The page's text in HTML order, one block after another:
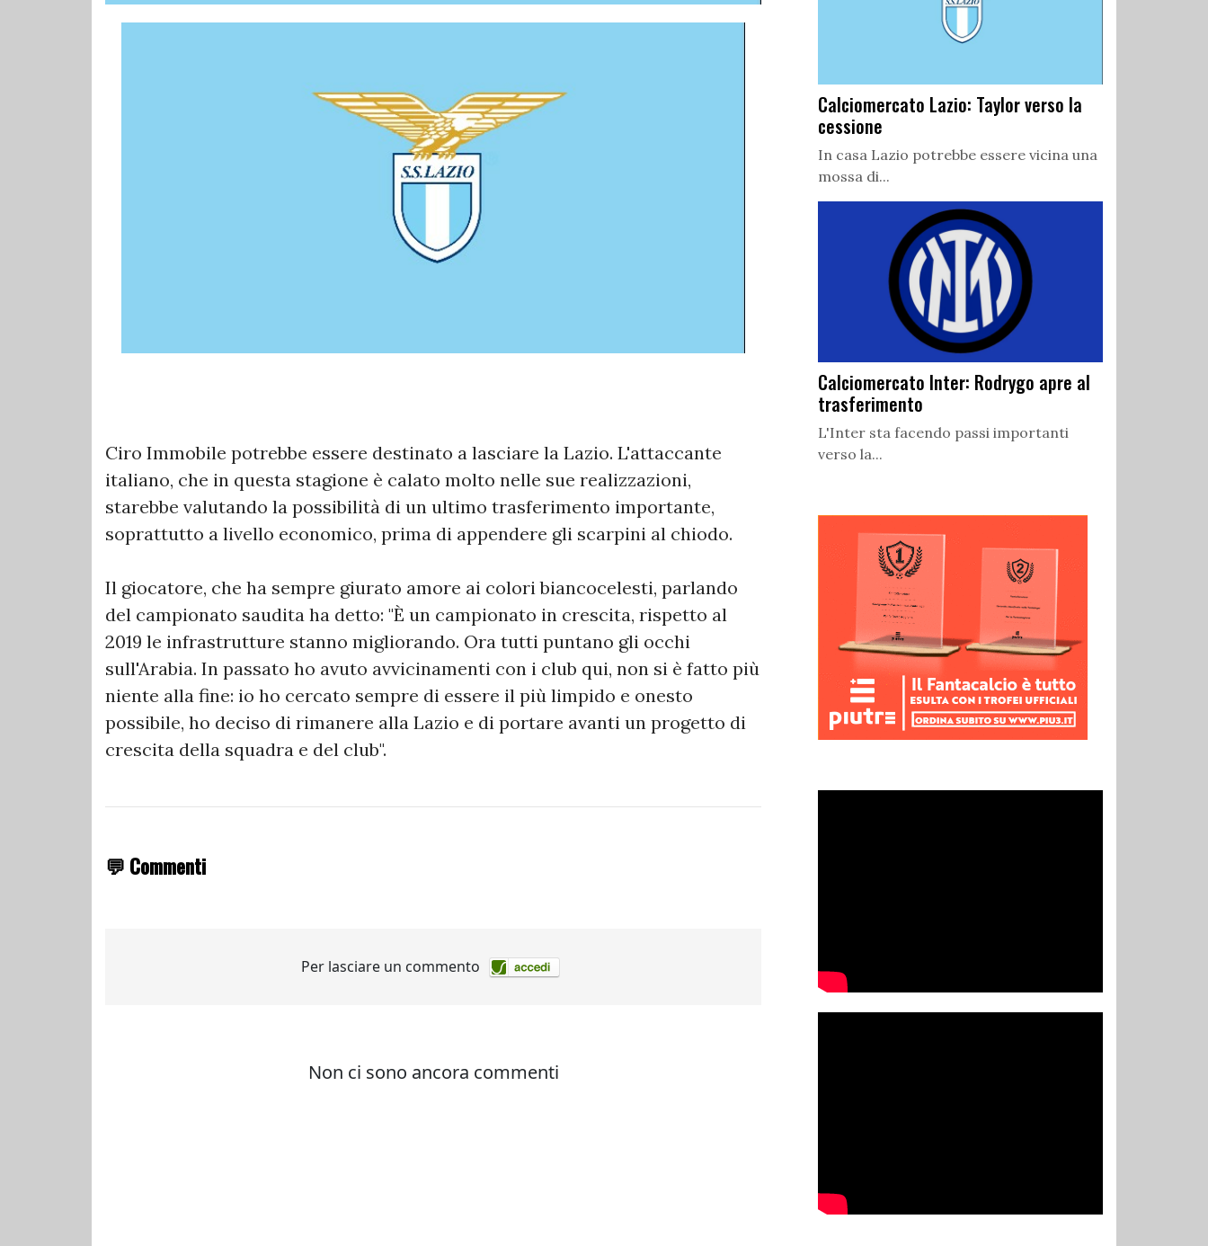
Ciro Immobile potrebbe essere destinato a lasciare la Lazio. L'attaccante
italiano, che in questa stagione è calato molto nelle sue realizzazioni,
starebbe valutando la possibilità di un ultimo trasferimento importante,
soprattutto a livello economico, prima di appendere gli scarpini al chiodo.
Il giocatore, che ha sempre giurato amore ai colori biancocelesti, parlando
del campionato saudita ha detto: "È un campionato in crescita, rispetto al
2019 le infrastrutture stanno migliorando. Ora tutti puntano gli occhi
sull'Arabia. In passato ho avuto avvicinamenti con i club qui, non si è fatto più
niente alla fine: io ho cercato sempre di essere il più limpido e onesto
possibile, ho deciso di rimanere alla Lazio e di portare avanti un progetto di
crescita della squadra e del club".
💬 Commenti
Calciomercato Lazio: Taylor verso la
cessione
In casa Lazio potrebbe essere vicina una
mossa di...
Calciomercato Inter: Rodrygo apre al
trasferimento
L'Inter sta facendo passi importanti
verso la...